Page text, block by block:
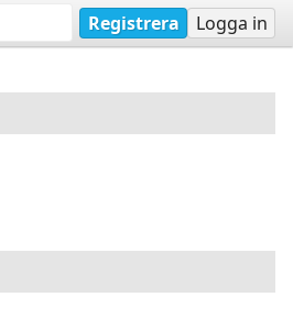
Registrera Logga in